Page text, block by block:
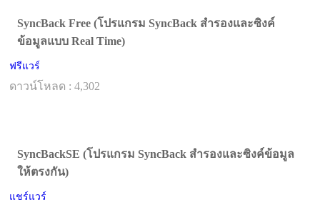
SyncBack Free (โปรแกรม SyncBack สำรองและซิงค์
ข้อมูลแบบ Real Time)
ฟรีแวร์
ดาวน์โหลด : 4,302
SyncBackSE (โปรแกรม SyncBack สำรองและซิงค์ข้อมูล
ให้ตรงกัน)
แชร์แวร์